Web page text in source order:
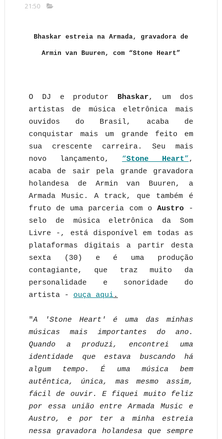
21:50
Bhaskar estreia na Armada, gravadora de
Armin van Buuren, com “Stone Heart”
O DJ e produtor Bhaskar, um dos
artistas de música eletrônica mais
ouvidos do Brasil, acaba de
conquistar mais um grande feito em
sua crescente carreira. Seu mais
novo lançamento, “Stone Heart” ,
acaba de sair pela grande gravadora
holandesa de Armin van Buuren, a
Armada Music. A track, que também é
fruto de uma parceria com o Austro
-
selo de música eletrônica da Som
Livre -, está disponível em todas as
plataformas digitais a partir desta
sexta (30) e é uma produção
contagiante, que traz muito da
personalidade e sonoridade do
artista - ouça aqui.
"A 'Stone Heart' é uma das minhas
músicas mais importantes do ano.
Quando a produzi, encontrei uma
identidade que estava buscando há
algum tempo. É uma música bem
autêntica, única, mas mesmo assim,
fácil de ouvir. E fiquei muito feliz
por essa união entre Armada Music e
Austro, e por ter a minha estreia
nessa gravadora holandesa que sempre